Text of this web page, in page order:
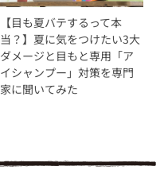
【目も夏バテするって本
当？】夏に気をつけたい3大
ダメージと目もと専用「ア
イシャンプー」対策を専門
家に聞いてみた